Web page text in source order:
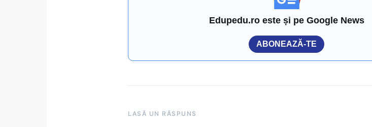
Edupedu.ro este și pe Google News
ABONEAZĂ-TE
LASĂ UN RĂSPUNS